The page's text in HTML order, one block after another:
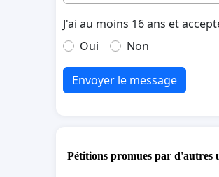
J'ai au moins 16 ans et
Oui
Non
Envoyer le message
Pétitions promues par d'autres